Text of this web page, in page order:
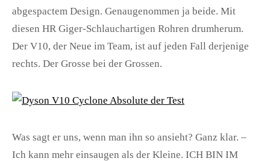
abgespactem Design. Genaugenommen ja beide. Mit
diesen HR Giger-Schlauchartigen Rohren drumherum.
Der V10, der Neue im Team, ist auf jeden Fall derjenige
rechts. Der Grosse bei der Grossen.
Was sagt er uns, wenn man ihn so ansieht? Ganz klar. –
Ich kann mehr einsaugen als der Kleine. ICH BIN IM